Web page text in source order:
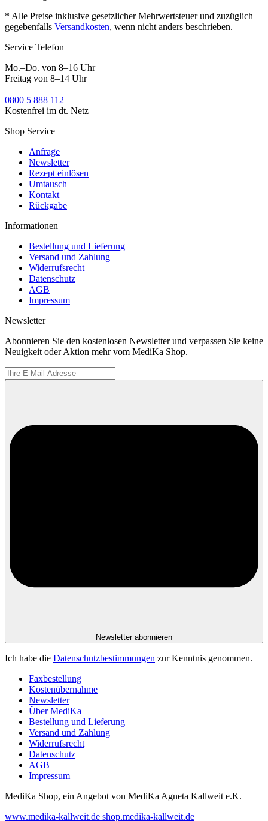
* Alle Preise inklusive gesetzlicher Mehrwertsteuer und zuzüglich
gegebenfalls Versandkosten, wenn nicht anders beschrieben.
Service Telefon
Mo.–Do. von 8–16 Uhr
Freitag von 8–14 Uhr
0800 5 888 112
Kostenfrei im dt. Netz
Shop Service
Anfrage
Newsletter
Rezept einlösen
Umtausch
Kontakt
Rückgabe
Informationen
Bestellung und Lieferung
Versand und Zahlung
Widerrufsrecht
Datenschutz
AGB
Impressum
Newsletter
Abonnieren Sie den kostenlosen Newsletter und verpassen Sie keine
Neuigkeit oder Aktion mehr vom MediKa Shop.
Newsletter abonnieren
Ich habe die Datenschutzbestimmungen zur Kenntnis genommen.
Faxbestellung
Kostenübernahme
Newsletter
Über MediKa
Bestellung und Lieferung
Versand und Zahlung
Widerrufsrecht
Datenschutz
AGB
Impressum
MediKa Shop, ein Angebot von MediKa Agneta Kallweit e.K.
www.medika-kallweit.de shop.medika-kallweit.de